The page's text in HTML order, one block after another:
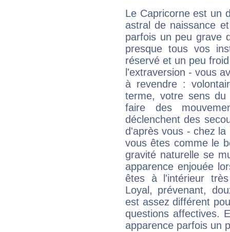
Le Capricorne est un
astral de naissance
parfois un peu grave
presque tous vos
réservé et un peu
l'extraversion - vous
à revendre :
terme, votre sens
faire des
déclenchent des
d'après vous - chez
vous êtes comme le
gravité naturelle se
apparence enjouée
êtes à l'intérieur
Loyal, prévenant,
est assez différent
questions affectives.
apparence parfois un